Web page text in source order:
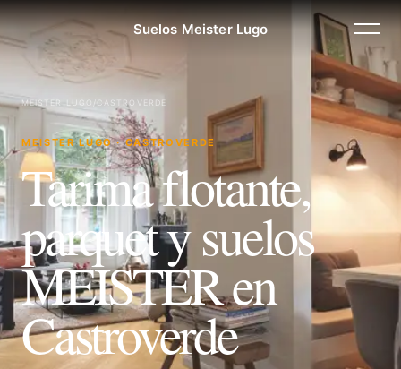
Suelos Meister Lugo
MEISTER LUGO / CASTROVERDE
MEISTER LUGO · CASTROVERDE
Tarima flotante,
parquet y suelos
MEISTER en
Castroverde